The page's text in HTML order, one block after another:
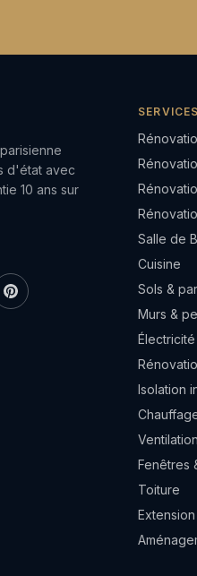
d'état avec
10 ans sur
SERVICES
Salle de
Cuisine
Sols &
Murs &
Électricité
Isolation
Fenêtres
Toiture